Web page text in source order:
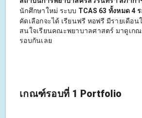
นักศึกษาใหม่ ระบบ TCAS 63 ทั้งหมด 4
คัดเลือกจะได้ เรียนฟรี หอฟรี มีรายเดือ
สนใจเรียนคณะพยาบาลศาสตร์ มาดูเก
รอบกันเลย
เกณฑ์รอบที่ 1 Portfolio